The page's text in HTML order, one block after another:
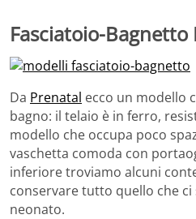
Fasciatoio-Bagnetto
Da Prenatal ecco un modello
bagno: il telaio è in ferro,
modello che occupa poco
vaschetta comoda con
inferiore troviamo alcuni
conservare tutto quello che ci
neonato.